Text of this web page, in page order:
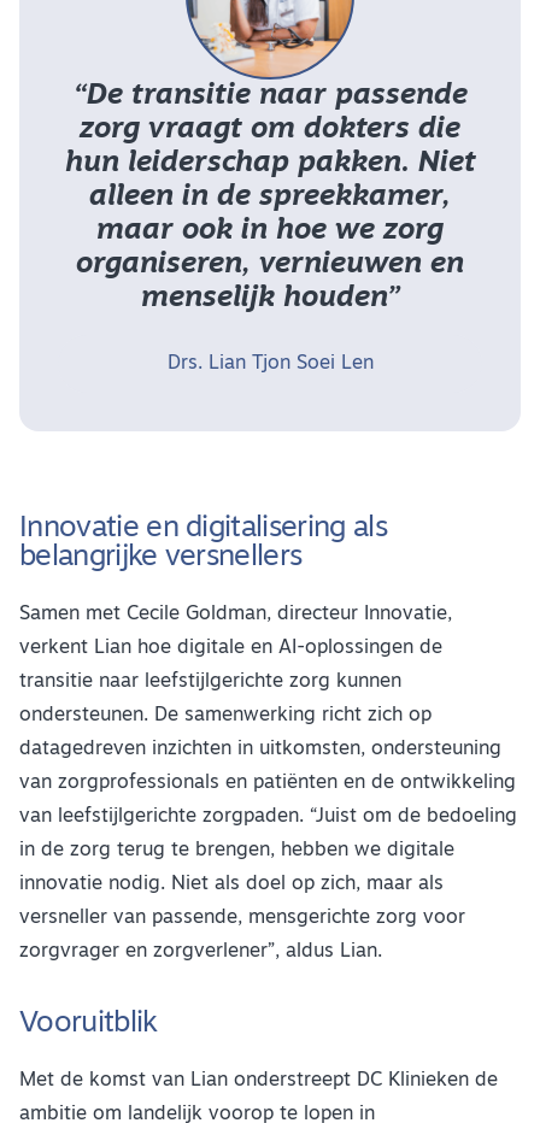
“De transitie naar passende
zorg vraagt om dokters die
hun leiderschap pakken. Niet
alleen in de spreekkamer,
maar ook in hoe we zorg
organiseren, vernieuwen en
menselijk houden”
Drs. Lian Tjon Soei Len
Innovatie en digitalisering als
belangrijke versnellers
Samen met Cecile Goldman, directeur Innovatie,
verkent Lian hoe digitale en AI-oplossingen de
transitie naar leefstijlgerichte zorg kunnen
ondersteunen. De samenwerking richt zich op
datagedreven inzichten in uitkomsten, ondersteuning
van zorgprofessionals en patiënten en de ontwikkeling
van leefstijlgerichte zorgpaden. “Juist om de bedoeling
in de zorg terug te brengen, hebben we digitale
innovatie nodig. Niet als doel op zich, maar als
versneller van passende, mensgerichte zorg voor
zorgvrager en zorgverlener”, aldus Lian.
Vooruitblik
Met de komst van Lian onderstreept DC Klinieken de
ambitie om landelijk voorop te lopen in